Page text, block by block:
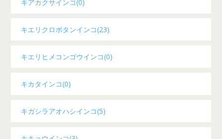
キアカクサインコ(0)
キエリクロボタンインコ(23)
キエリヒメコンゴウインコ(0)
キカタインコ(0)
キガシラアオハシインコ(5)